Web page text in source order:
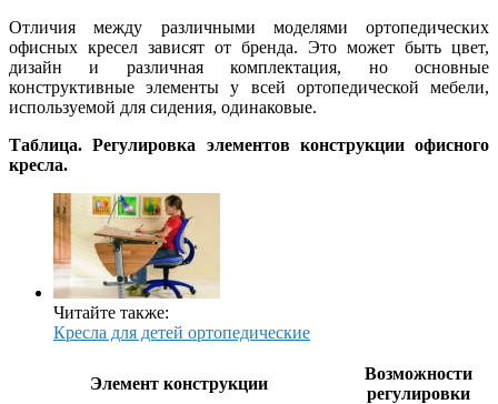
Отличия между различными моделями ортопедических
офисных кресел зависят от бренда. Это может быть цвет,
дизайн и различная комплектация, но основные
конструктивные элементы у всей ортопедической мебели,
используемой для сидения, одинаковые.
Таблица. Регулировка элементов конструкции офисного
кресла.
Читайте также:
Кресла для детей ортопедические
Элемент конструкции
Возможности
регулировки